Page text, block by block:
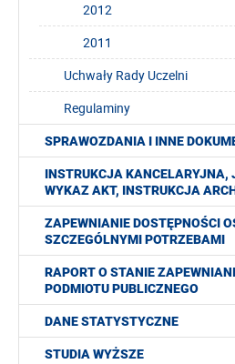
2012
2011
Uchwały Rady Uczelni
Regulaminy
SPRAWOZDANIA I INNE
INSTRUKCJA KANCELARYJNA,
WYKAZ AKT, INSTRUKCJA
ZAPEWNIANIE DOSTĘPNOŚCI
SZCZEGÓLNYMI POTRZEBAMI
RAPORT O STANIE
PODMIOTU PUBLICZNEGO
DANE STATYSTYCZNE
STUDIA WYŻSZE